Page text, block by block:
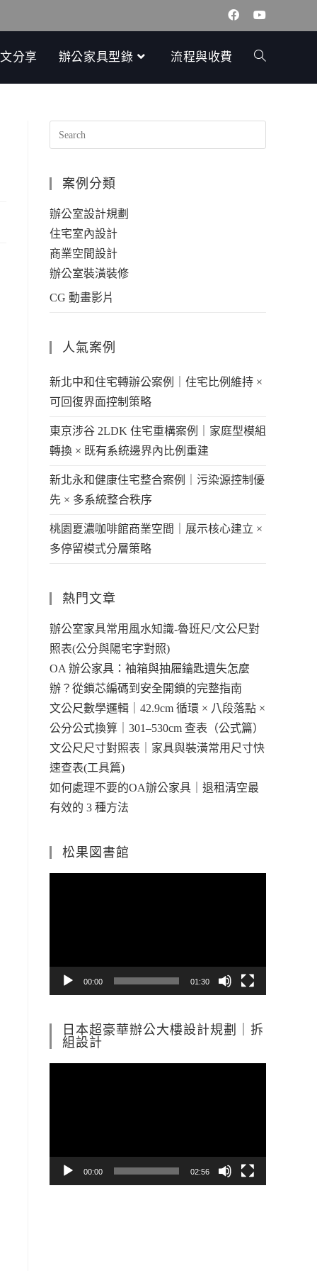
分享 辦公家具型錄 流程與收費
案例分類
辦公室設計規劃
住宅室內設計
商業空間設計
辦公室裝潢裝修
CG 動畫影片
人氣案例
新北中和住宅轉辦公案例｜住宅比例維持 ×
可回復界面控制策略
東京涉谷 2LDK 住宅重構案例｜家庭型模組
轉換 × 既有系統邊界內比例重建
新北永和健康住宅整合案例｜污染源控制優
先 × 多系統整合秩序
桃園夏濃咖啡館商業空間｜展示核心建立 ×
多停留模式分層策略
熱門文章
辦公室家具常用風水知識-魯班尺/文公尺對
照表(公分與陽宅字對照)
OA 辦公家具：袖箱與抽屜鑰匙遺失怎麼
辦？從鎖芯編碼到安全開鎖的完整指南
文公尺數學邏輯｜42.9cm 循環 × 八段落點 ×
公分公式換算｜301–530cm 查表（公式篇）
文公尺尺寸對照表｜家具與裝潢常用尺寸快
速查表(工具篇)
如何處理不要的OA辦公家具｜退租清空最
有效的 3 種方法
松果図書館
00:00 01:30
日本超豪華辦公大樓設計規劃｜拆
組設計
00:00 02:56